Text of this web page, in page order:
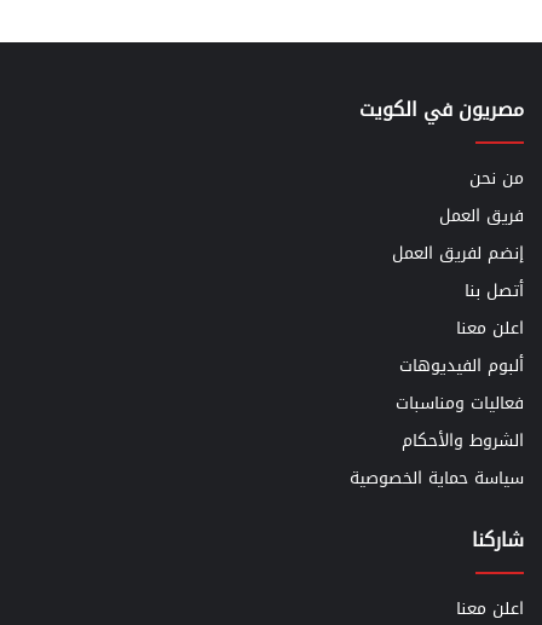
مصريون في الكويت
من نحن
فريق العمل
إنضم لفريق العمل
أتصل بنا
اعلن معنا
ألبوم الفيديوهات
فعاليات ومناسبات
الشروط والأحكام
سياسة حماية الخصوصية
شاركنا
اعلن معنا